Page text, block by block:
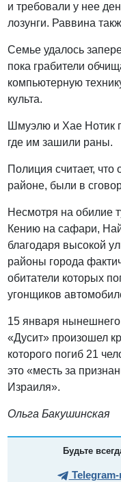
и требовали у нее
лозунги. Раввина
Семье удалось
пока грабители
компьютерную
культа.
Шмуэлю и Хае Нотик
где им зашили раны.
Полиция считает,
районе, были в
Несмотря на обилие
Кению на сафари,
благодаря высокой
районы города
обитатели которых
угонщиков
15 января нынешнего
«Дусит» произошел
которого погиб 21
это «месть за
Израиля».
Ольга Бакушинская
Будьте